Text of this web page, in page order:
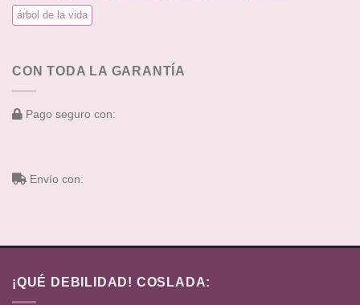
árbol de la vida
CON TODA LA GARANTÍA
Pago seguro con:
Envío con:
¡QUÉ DEBILIDAD! COSLADA: